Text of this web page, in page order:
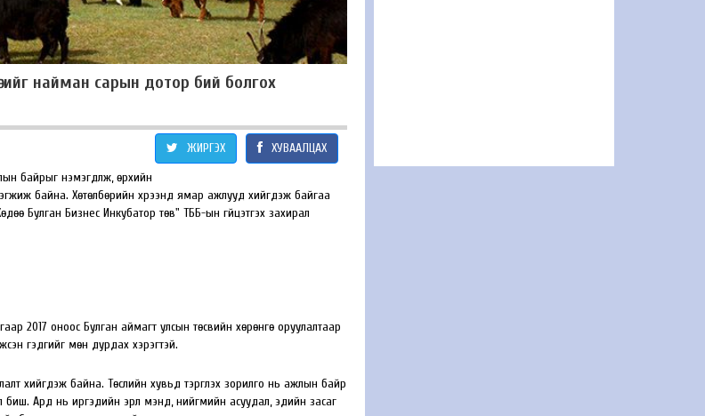
найман сарын дотор бий болгох
ХУВААЛЦАХ
ЖИРГЭХ
байрыг нэмэгдүүлж, өрхийн
байна. Хөтөлбөрийн хүрээнд ямар ажлууд хийгдэж байгаа
Булган Бизнес Инкубатор төв" ТББ-ын гүйцэтгэх захирал
2017 оноос Булган аймагт улсын төсвийн хөрөнгө оруулалтаар
гэдгийг мөн дурдах хэрэгтэй.
хийгдэж байна. Төслийн хувьд тэргүүлэх зорилго нь ажлын байр
Ард нь иргэдийн эрүүл мэнд, нийгмийн асуудал, эдийн засаг